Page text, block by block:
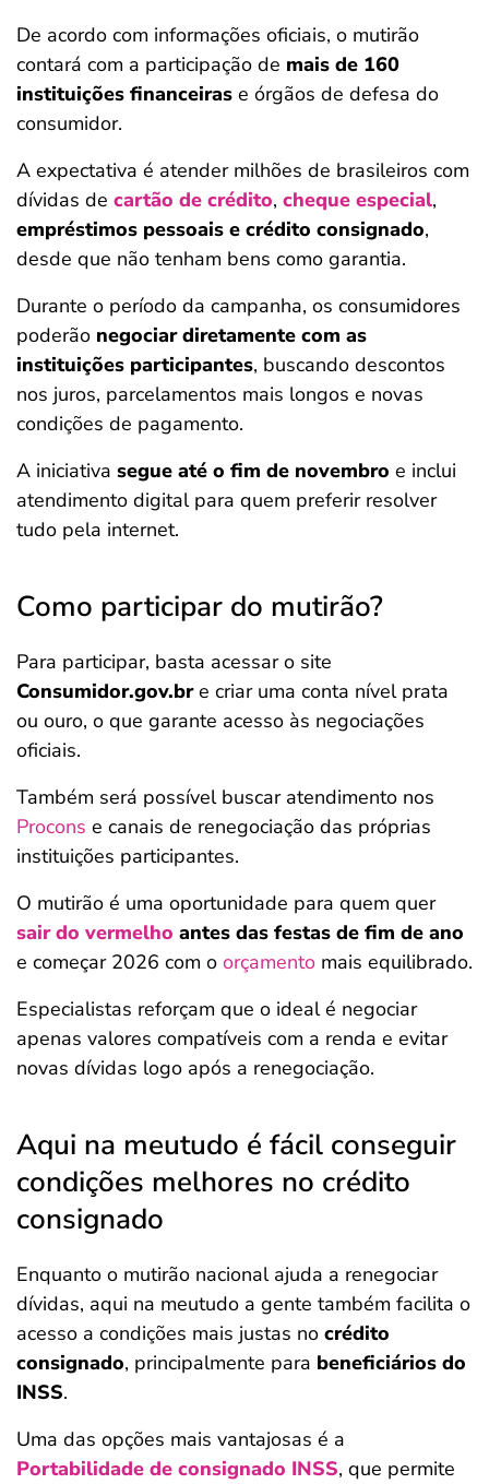
De acordo com informações oficiais, o mutirão
contará com a participação de mais de 160
instituições financeiras e órgãos de defesa do
consumidor.
A expectativa é atender milhões de brasileiros com
dívidas de cartão de crédito, cheque especial,
empréstimos pessoais e crédito consignado,
desde que não tenham bens como garantia.
Durante o período da campanha, os consumidores
poderão negociar diretamente com as
instituições participantes, buscando descontos
nos juros, parcelamentos mais longos e novas
condições de pagamento.
A iniciativa segue até o fim de novembro e inclui
atendimento digital para quem preferir resolver
tudo pela internet.
Como participar do mutirão?
Para participar, basta acessar o site
Consumidor.gov.bre criar uma conta nível prata
ou ouro, o que garante acesso às negociações
oficiais.
Também será possível buscar atendimento nos
Procons e canais de renegociação das próprias
instituições participantes.
O mutirão é uma oportunidade para quem quer
sair do vermelho antes das festas de fim de ano
e começar 2026 com o orçamento mais equilibrado.
Especialistas reforçam que o ideal é negociar
apenas valores compatíveis com a renda e evitar
novas dívidas logo após a renegociação.
Aqui na meutudo é fácil conseguir
condições melhores no crédito
consignado
Enquanto o mutirão nacional ajuda a renegociar
dívidas, aqui na meutudo a gente também facilita o
acesso a condições mais justas no crédito
consignado, principalmente para beneficiários do
INSS.
Uma das opções mais vantajosas é a
Portabilidade de consignado INSS, que permite